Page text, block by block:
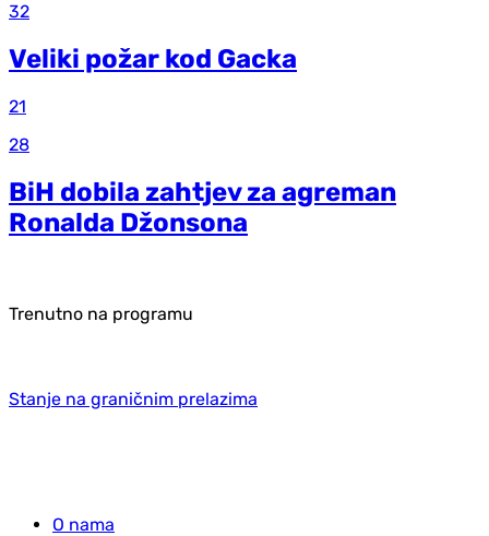
32
Veliki požar kod Gacka
21
28
BiH dobila zahtjev za agreman
Ronalda Džonsona
Trenutno na programu
Stanje na graničnim prelazima
O nama